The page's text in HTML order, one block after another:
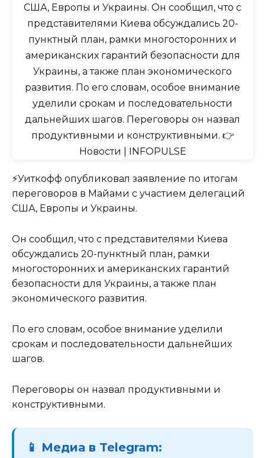
⚡️Уиткофф опубликовал заявление по итогам
переговоров в Майами с участием делегаций
США, Европы и Украины.
Он сообщил, что с представителями Киева
обсуждались 20-пунктный план, рамки
многосторонних и американских гарантий
безопасности для Украины, а также план
экономического развития.
По его словам, особое внимание уделили
срокам и последовательности дальнейших
шагов.
Переговоры он назвал продуктивными и
конструктивными.
📱 Медиа в Telegram: